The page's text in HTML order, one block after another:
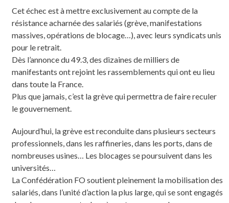
Cet échec est à mettre exclusivement au compte de la
résistance acharnée des salariés (grève, manifestations
massives, opérations de blocage…), avec leurs syndicats unis
pour le retrait.
Dès l’annonce du 49.3, des dizaines de milliers de
manifestants ont rejoint les rassemblements qui ont eu lieu
dans toute la France.
Plus que jamais, c’est la grève qui permettra de faire reculer
le gouvernement.
Aujourd’hui, la grève est reconduite dans plusieurs secteurs
professionnels, dans les raffineries, dans les ports, dans de
nombreuses usines… Les blocages se poursuivent dans les
universités…
La Confédération FO soutient pleinement la mobilisation des
salariés, dans l’unité d’action la plus large, qui se sont engagés